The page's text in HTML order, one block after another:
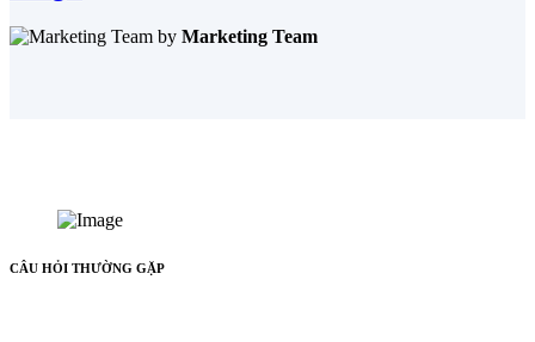
by Marketing Team
CÂU HỎI THƯỜNG GẶP